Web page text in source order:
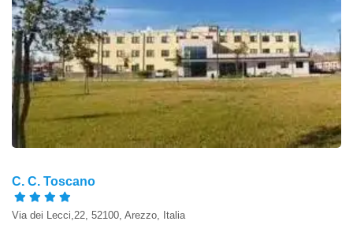
C. C. Toscano
Via dei Lecci,22, 52100, Arezzo, Italia